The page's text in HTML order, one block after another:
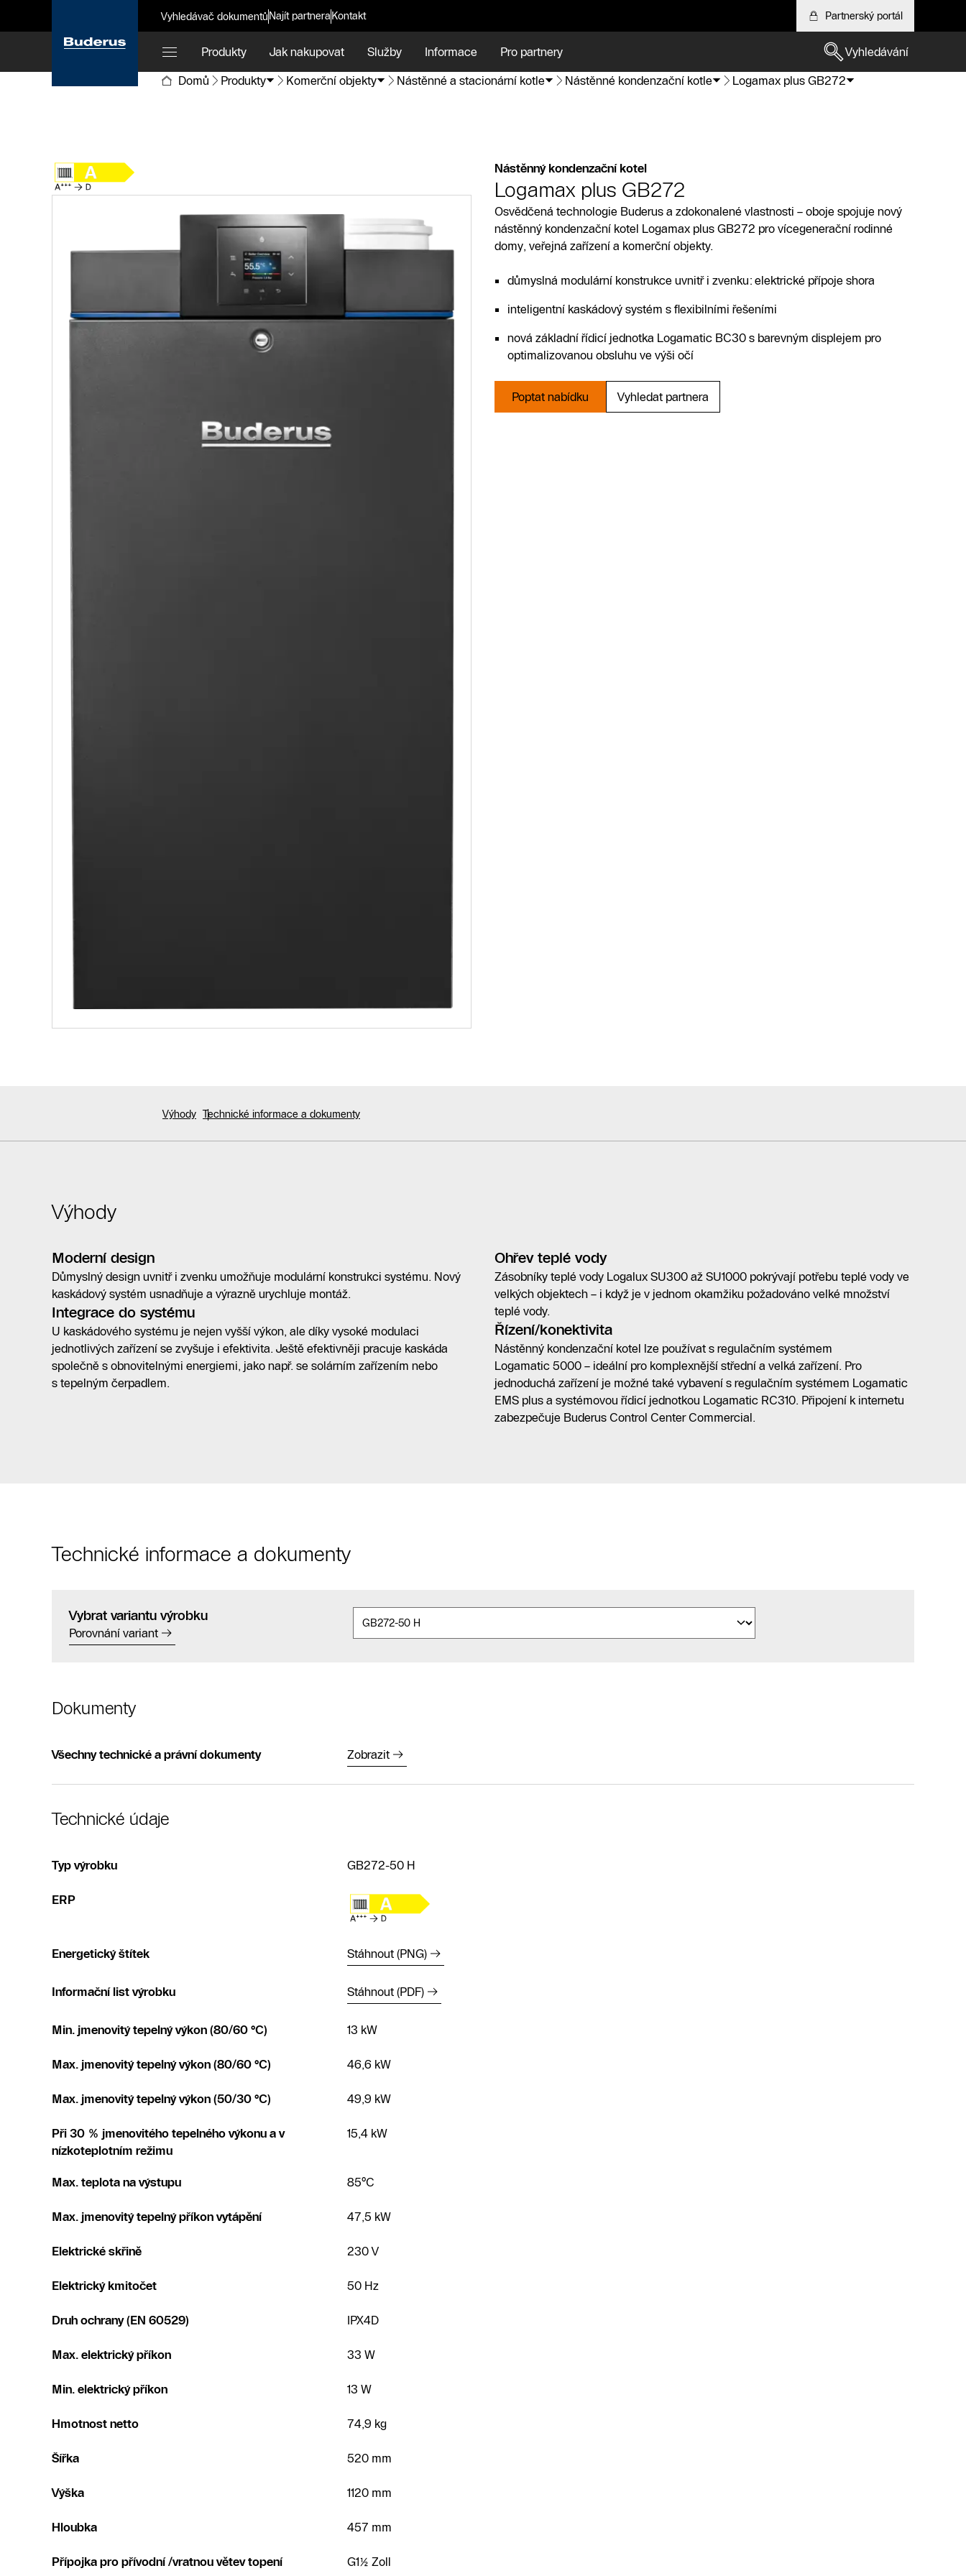
Vyhledávač dokumentůNajít partneraKontakt Partnerský portál
Produkty Jak nakupovat Služby Informace Pro partnery
Vyhledávání
Domů
Produkty Komerční objekty Nástěnné a stacionární kotle Nástěnné kondenzační kotle Logamax plus GB272
Nástěnný kondenzační kotel
Logamax plus GB272
Osvědčená technologie Buderus a zdokonalené vlastnosti – oboje spojuje nový
nástěnný kondenzační kotel Logamax plus GB272 pro vícegenerační rodinné
domy, veřejná zařízení a komerční objekty.
důmyslná modulární konstrukce uvnitř i zvenku: elektrické přípoje shora
inteligentní kaskádový systém s flexibilními řešeními
nová základní řídicí jednotka Logamatic BC30 s barevným displejem pro
optimalizovanou obsluhu ve výši očí
Poptat nabídku Vyhledat partnera
Výhody Technické informace a dokumenty
Výhody
Moderní design
Důmyslný design uvnitř i zvenku umožňuje modulární konstrukci systému. Nový
kaskádový systém usnadňuje a výrazně urychluje montáž.
Integrace do systému
U kaskádového systému je nejen vyšší výkon, ale díky vysoké modulaci
jednotlivých zařízení se zvyšuje i efektivita. Ještě efektivněji pracuje kaskáda
společně s obnovitelnými energiemi, jako např. se solárním zařízením nebo
s tepelným čerpadlem.
Ohřev teplé vody
Zásobníky teplé vody Logalux SU300 až SU1000 pokrývají potřebu teplé vody ve
velkých objektech – i když je v jednom okamžiku požadováno velké množství
teplé vody.
Řízení/konektivita
Nástěnný kondenzační kotel lze používat s regulačním systémem
Logamatic 5000 – ideální pro komplexnější střední a velká zařízení. Pro
jednoduchá zařízení je možné také vybavení s regulačním systémem Logamatic
EMS plus a systémovou řídicí jednotkou Logamatic RC310. Připojení k internetu
zabezpečuje Buderus Control Center Commercial.
Technické informace a dokumenty
Vybrat variantu výrobku
Porovnání variant
Dokumenty
Všechny technické a právní dokumenty Zobrazit
Technické údaje
Typ výrobku GB272-50 H
ERP
Energetický štítek Stáhnout (PNG)
Informační list výrobku Stáhnout (PDF)
Min. jmenovitý tepelný výkon (80/60 °C) 13 kW
Max. jmenovitý tepelný výkon (80/60 °C) 46,6 kW
Max. jmenovitý tepelný výkon (50/30 °C) 49,9 kW
Při 30 % jmenovitého tepelného výkonu a v
nízkoteplotním režimu
15,4 kW
Max. teplota na výstupu 85°C
Max. jmenovitý tepelný příkon vytápění 47,5 kW
Elektrické skřině 230 V
Elektrický kmitočet 50 Hz
Druh ochrany (EN 60529) IPX4D
Max. elektrický příkon 33 W
Min. elektrický příkon 13 W
Hmotnost netto 74,9 kg
Šířka 520 mm
Výška 1120 mm
Hloubka 457 mm
Přípojka pro přívodní /vratnou větev topení G1½ Zoll